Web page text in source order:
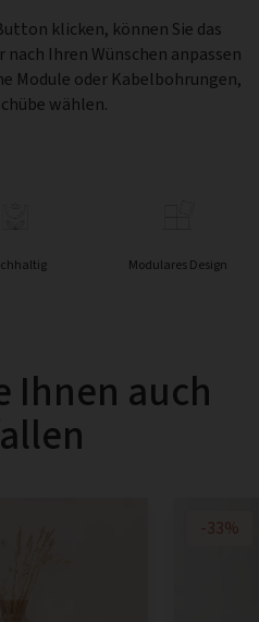
klicken, können Sie das
Ihren Wünschen anpassen
Module oder Kabelbohrungen,
wählen.
Modulares Design
Ihnen auch
-33%